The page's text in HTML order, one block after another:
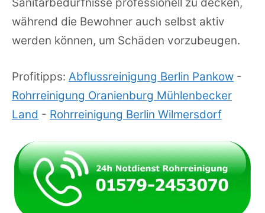
Sanitärbedürfnisse professionell zu decken,
während die Bewohner auch selbst aktiv
werden können, um Schäden vorzubeugen.
Profitipps: Abflussreinigung Berlin Pankow -
Rohrreinigung Oranienburg Mühlenbecker
Land - Rohrreinigung Berlin Wilmersdorf